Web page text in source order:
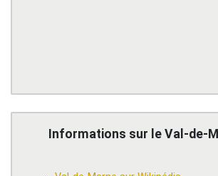
Informations sur le Val-de-